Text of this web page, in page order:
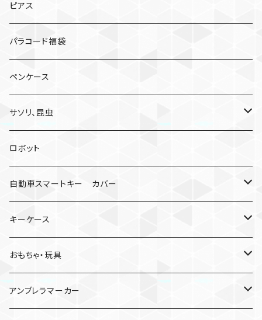
ピアス
パラコード福袋
ペンケース
サソリ、昆虫
サソリ
クモ
ロボット
自動車スマートキー カバー
日産
キーケース
MDF材
おもちゃ・玩具
けん玉
アンブレラマーカー